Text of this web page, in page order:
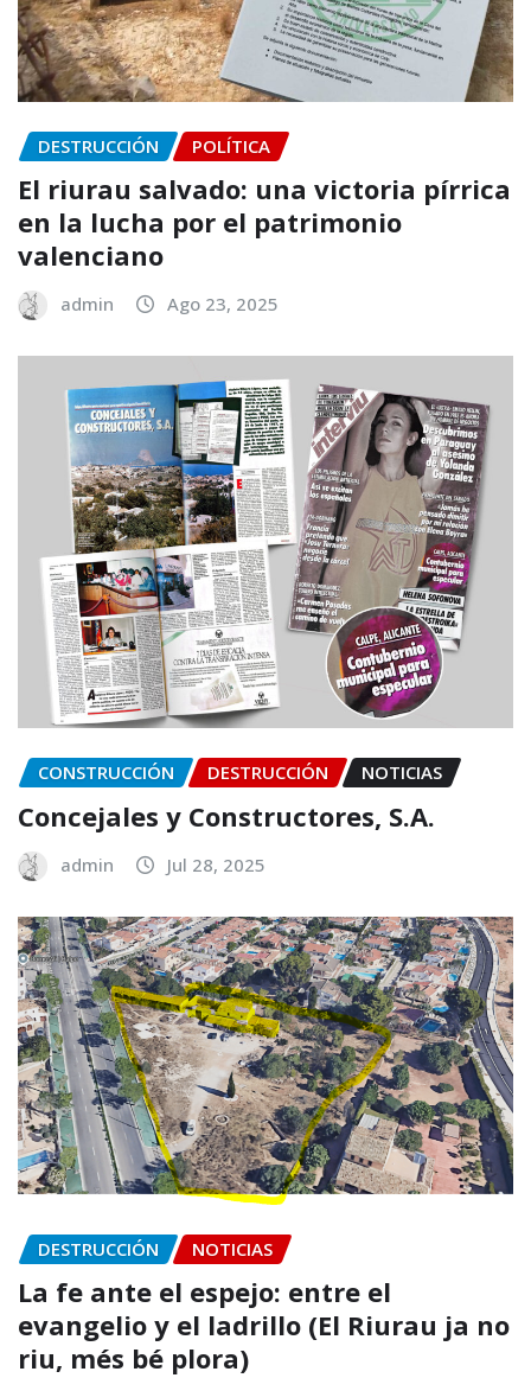
DESTRUCCIÓN POLÍTICA
El riurau salvado: una victoria pírrica
en la lucha por el patrimonio
valenciano
admin Ago 23, 2025
CONSTRUCCIÓN DESTRUCCIÓN NOTICIAS
Concejales y Constructores, S.A.
admin Jul 28, 2025
DESTRUCCIÓN NOTICIAS
La fe ante el espejo: entre el
evangelio y el ladrillo (El Riurau ja no
riu, més bé plora)